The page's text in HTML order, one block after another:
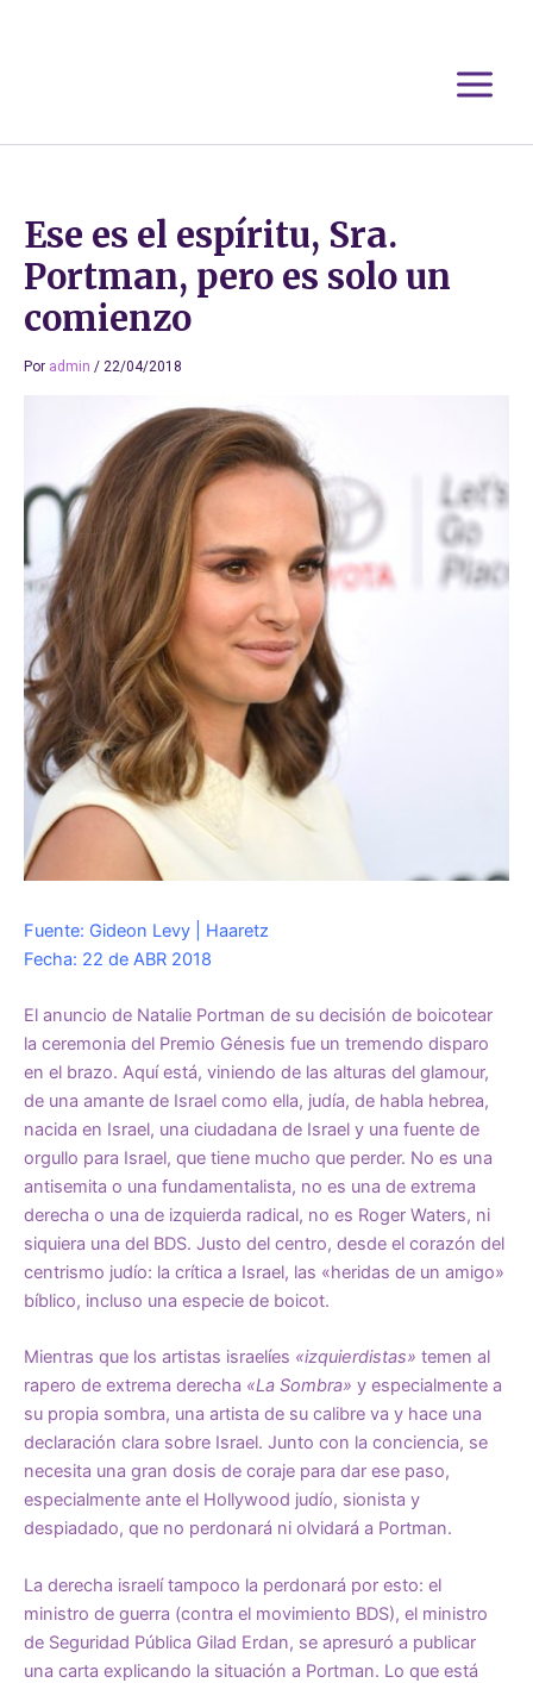
Ese es el espíritu, Sra.
Portman, pero es solo un
comienzo
Por admin / 22/04/2018
Fuente: Gideon Levy | Haaretz
Fecha: 22 de ABR 2018
El anuncio de Natalie Portman de su decisión de boicotear
la ceremonia del Premio Génesis fue un tremendo disparo
en el brazo. Aquí está, viniendo de las alturas del glamour,
de una amante de Israel como ella, judía, de habla hebrea,
nacida en Israel, una ciudadana de Israel y una fuente de
orgullo para Israel, que tiene mucho que perder. No es una
antisemita o una fundamentalista, no es una de extrema
derecha o una de izquierda radical, no es Roger Waters, ni
siquiera una del BDS. Justo del centro, desde el corazón del
centrismo judío: la crítica a Israel, las «heridas de un amigo»
bíblico, incluso una especie de boicot.
Mientras que los artistas israelíes «izquierdistas» temen al
rapero de extrema derecha «La Sombra» y especialmente a
su propia sombra, una artista de su calibre va y hace una
declaración clara sobre Israel. Junto con la conciencia, se
necesita una gran dosis de coraje para dar ese paso,
especialmente ante el Hollywood judío, sionista y
despiadado, que no perdonará ni olvidará a Portman.
La derecha israelí tampoco la perdonará por esto: el
ministro de guerra (contra el movimiento BDS), el ministro
de Seguridad Pública Gilad Erdan, se apresuró a publicar
una carta explicando la situación a Portman. Lo que está